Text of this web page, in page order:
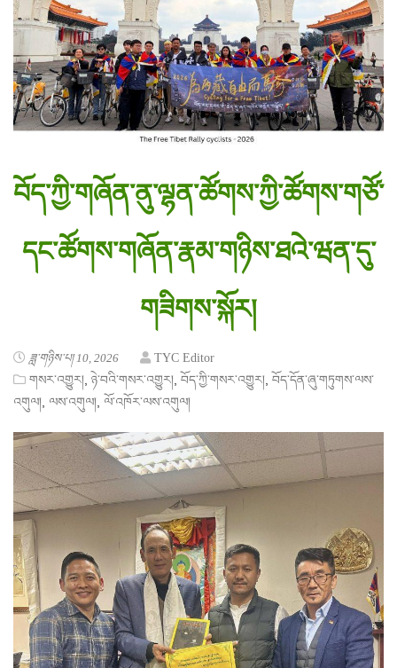
བོད་ཀྱི་གཞོན་ནུ་ལྷན་ཚོགས་ཀྱི་ཚོགས་གཙོ་
དང་ཚོགས་གཞོན་རྣམ་གཉིས་ཐའེ་ཝན་དུ་
གཟིགས་སྐོར།
ཟླ་གཉིས་པ། 10, 2026
TYC Editor
གསར་འགྱུར།, ཉེ་བའི་གསར་འགྱུར།, བོད་ཀྱི་གསར་འགྱུར།, བོད་དོན་ཞུ་གཏུགས་ལས་
འགུལ།, ལས་འགུལ།, ལོ་འཁོར་ལས་འགུལ།